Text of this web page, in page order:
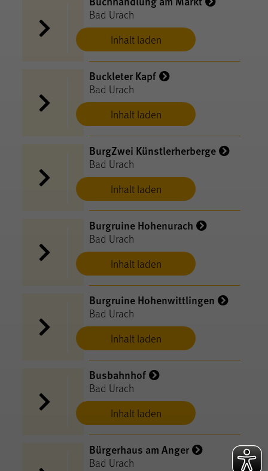
Inhalt laden
Bad Urach
Inhalt laden
Buckleter Kapf
Bad Urach
Inhalt laden
BurgZwei Künstlerherberge
Bad Urach
Inhalt laden
Burgruine Hohenurach
Bad Urach
Inhalt laden
Burgruine Hohenwittlingen
Bad Urach
Inhalt laden
Busbahnhof
Bad Urach
Bürgerhaus am Anger
Bad Urach